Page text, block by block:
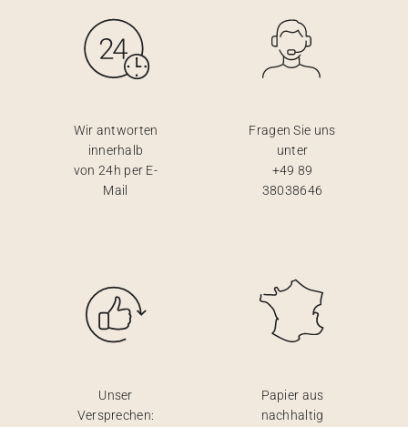
Wir antworten
innerhalb
von 24h per E-
Mail
Fragen Sie uns
unter
+49 89
38038646
Unser
Versprechen:
Papier aus
nachhaltig